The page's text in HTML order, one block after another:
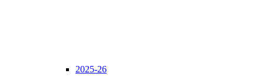
2025-26